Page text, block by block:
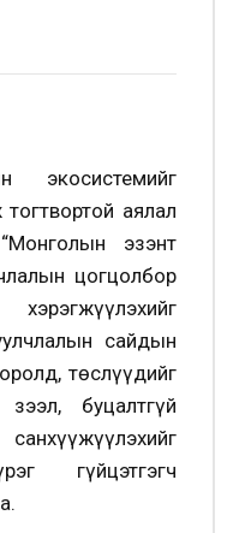
экосистемийг
аялал
эзэнт
цогцолбор
сайдын
төслүүдийг
буцалтгүй
гүйцэтгэгч